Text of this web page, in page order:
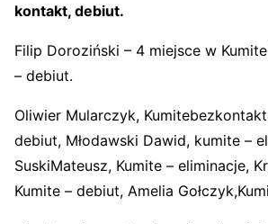
kontakt, debiut.
Filip Doroziński – 4 miejsce w
– debiut.
Oliwier Mularczyk,
debiut, Młodawski Dawid, kumite –
SuskiMateusz, Kumite – eliminacje,
Kumite – debiut, Amelia